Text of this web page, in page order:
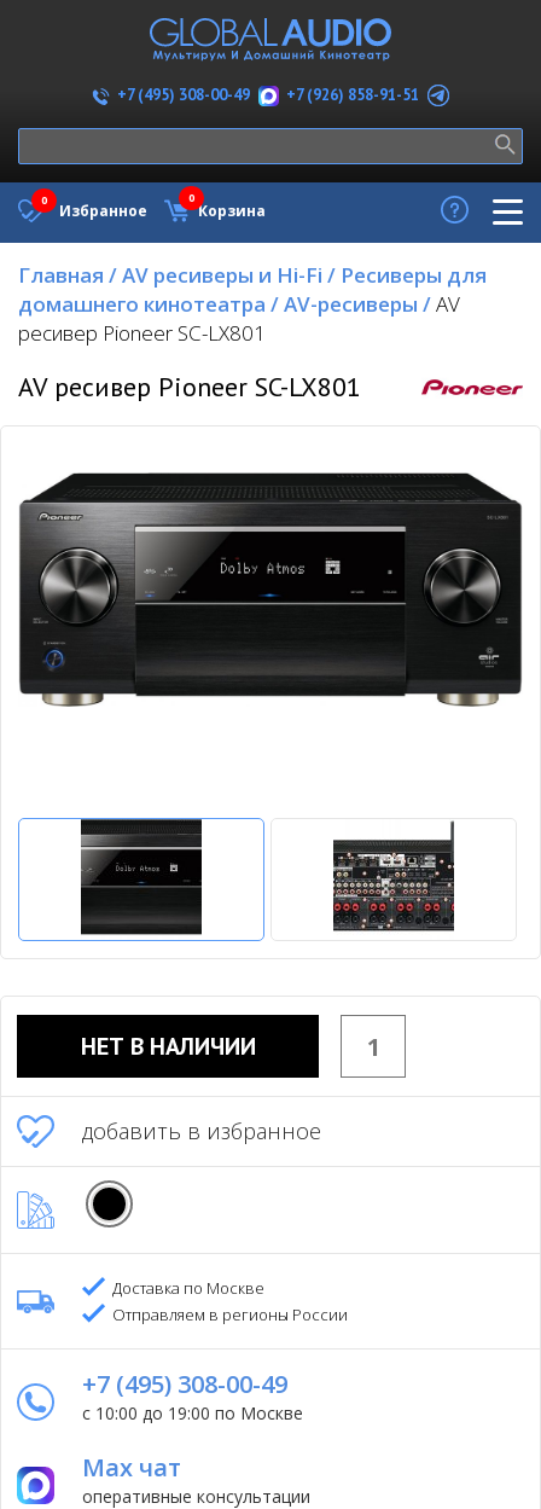
+7 (495) 308-00-49 +7 (926) 858-91-51
Избранное
0
Корзина
0
Главная /AV ресиверы и Hi-Fi / Ресиверы для
домашнего кинотеатра /AV-ресиверы /AV
ресивер Pioneer SC-LX801
AV ресивер Pioneer SC-LX801
НЕТ В НАЛИЧИИ
добавить в избранное
Доставка по Москве
Отправляем в регионы России
+7 (495) 308-00-49
с 10:00 до 19:00 по Москве
Max чат
оперативные консультации